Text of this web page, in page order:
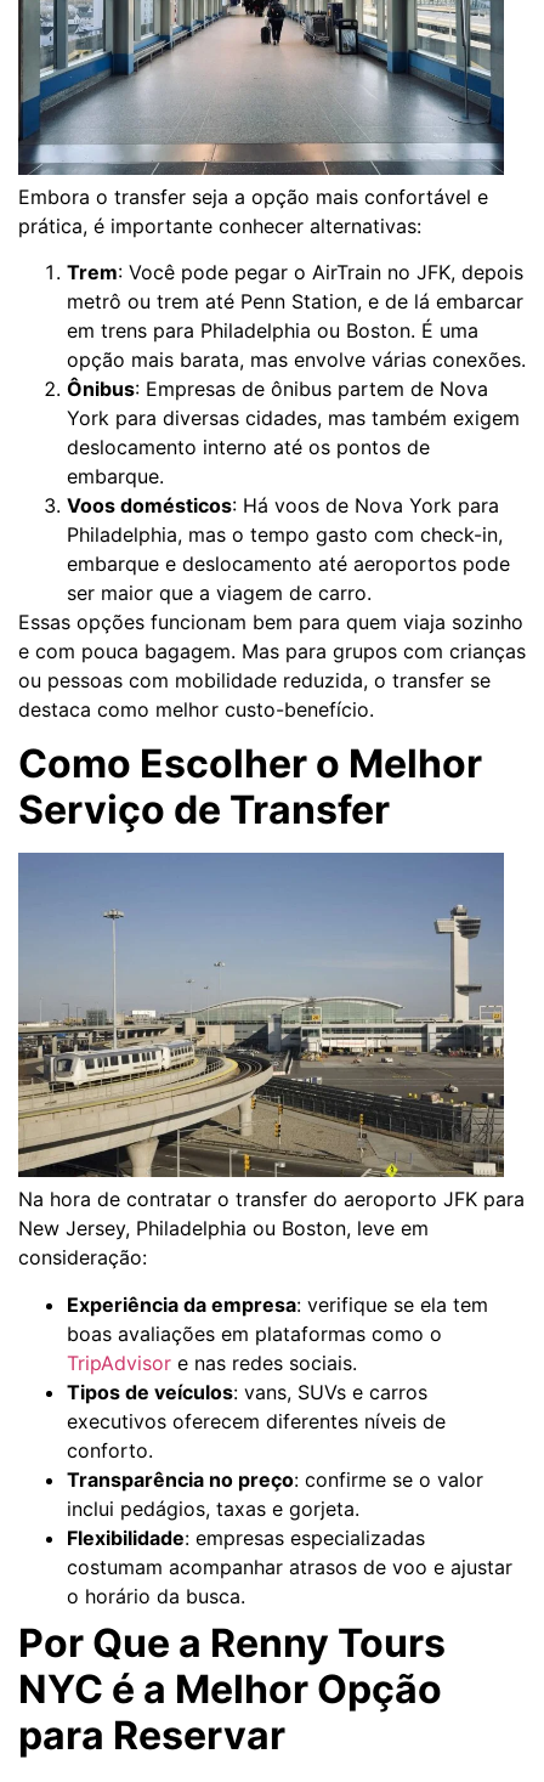
Embora o transfer seja a opção mais confortável e
prática, é importante conhecer alternativas:
Trem: Você pode pegar o AirTrain no JFK, depois
metrô ou trem até Penn Station, e de lá embarcar
em trens para Philadelphia ou Boston. É uma
opção mais barata, mas envolve várias conexões.
Ônibus: Empresas de ônibus partem de Nova
York para diversas cidades, mas também exigem
deslocamento interno até os pontos de
embarque.
Voos domésticos: Há voos de Nova York para
Philadelphia, mas o tempo gasto com check-in,
embarque e deslocamento até aeroportos pode
ser maior que a viagem de carro.
Essas opções funcionam bem para quem viaja sozinho
e com pouca bagagem. Mas para grupos com crianças
ou pessoas com mobilidade reduzida, o transfer se
destaca como melhor custo-benefício.
Como Escolher o Melhor
Serviço de Transfer
Na hora de contratar o transfer do aeroporto JFK para
New Jersey, Philadelphia ou Boston, leve em
consideração:
Experiência da empresa: verifique se ela tem
boas avaliações em plataformas como o
TripAdvisor e nas redes sociais.
Tipos de veículos: vans, SUVs e carros
executivos oferecem diferentes níveis de
conforto.
Transparência no preço: confirme se o valor
inclui pedágios, taxas e gorjeta.
Flexibilidade: empresas especializadas
costumam acompanhar atrasos de voo e ajustar
o horário da busca.
Por Que a Renny Tours
NYC é a Melhor Opção
para Reservar